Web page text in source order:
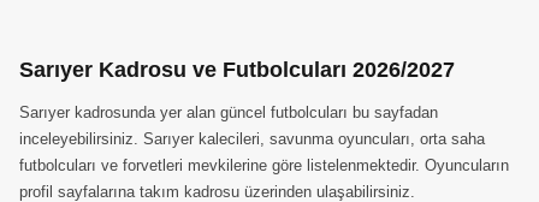
Sarıyer Kadrosu ve Futbolcuları 2026/2027
Sarıyer kadrosunda yer alan güncel futbolcuları bu sayfadan
inceleyebilirsiniz. Sarıyer kalecileri, savunma oyuncuları, orta saha
futbolcuları ve forvetleri mevkilerine göre listelenmektedir. Oyuncuların
profil sayfalarına takım kadrosu üzerinden ulaşabilirsiniz.